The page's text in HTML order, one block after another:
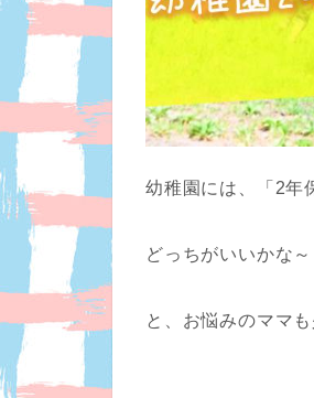
幼稚園には、「2年
どっちがいいかな～
と、お悩みのママ